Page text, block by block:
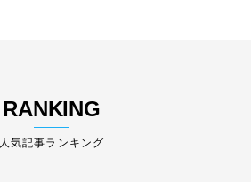
RANKING
人気記事ランキング